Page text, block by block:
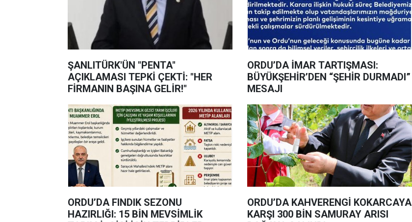
ŞANLITÜRK'ÜN "PENTA"
AÇIKLAMASI TEPKİ ÇEKTİ: "HER
FİRMANIN BAŞINA GELİR!"
ORDU’DA İMAR TARTIŞMASI:
BÜYÜKŞEHİR’DEN “ŞEHİR DURMADI”
MESAJI
ORDU’DA FINDIK SEZONU
HAZIRLIĞI: 15 BİN MEVSİMLİK
ORDU’DA KAHVERENGİ KOKARCAYA
KARŞI 300 BİN SAMURAY ARISI